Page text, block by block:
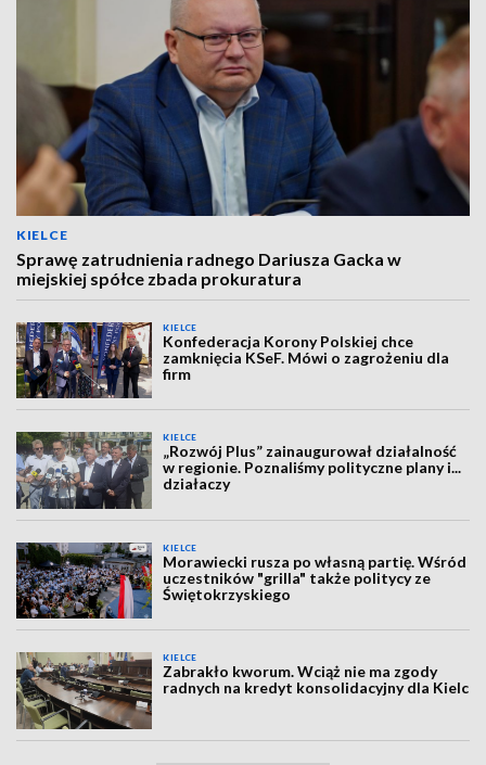
KIELCE
Sprawę zatrudnienia radnego Dariusza Gacka w
miejskiej spółce zbada prokuratura
KIELCE
Konfederacja Korony Polskiej chce
zamknięcia KSeF. Mówi o zagrożeniu dla
firm
KIELCE
„Rozwój Plus” zainaugurował działalność
w regionie. Poznaliśmy polityczne plany i...
działaczy
KIELCE
Morawiecki rusza po własną partię. Wśród
uczestników "grilla" także politycy ze
Świętokrzyskiego
KIELCE
Zabrakło kworum. Wciąż nie ma zgody
radnych na kredyt konsolidacyjny dla Kielc